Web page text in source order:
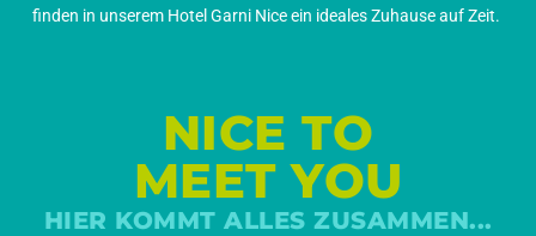
finden in unserem Hotel Garni Nice ein ideales Zuhause auf Zeit.
NICE TO
MEET YOU
HIER KOMMT ALLES ZUSAMMEN...